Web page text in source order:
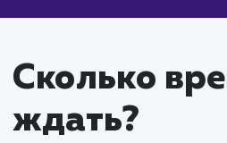
от 300 ₽ за